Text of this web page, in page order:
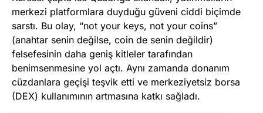
merkezi platformlara duyduğu güveni ciddi biçimde
sarstı. Bu olay, “not your keys, not your coins”
(anahtar senin değilse, coin de senin değildir)
felsefesinin daha geniş kitleler tarafından
benimsenmesine yol açtı. Aynı zamanda donanım
cüzdanlara geçişi teşvik etti ve merkeziyetsiz borsa
(DEX) kullanımının artmasına katkı sağladı.